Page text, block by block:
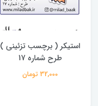
استیکر ( برچسب تزئینی )
طرح شماره 17
32,000 تومان